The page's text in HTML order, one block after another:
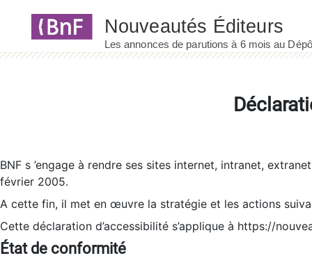
BNF s ’engage à rendre ses sites internet, intranet,
février 2005.
A cette fin, il met en œuvre la stratégie et les actions
Cette déclaration d’accessibilité s’applique à https://
État de conformité